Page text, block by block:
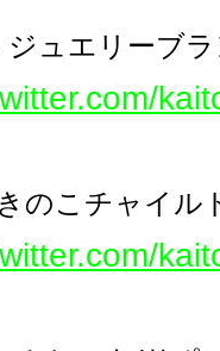
ュエリーブ
のこチャイル